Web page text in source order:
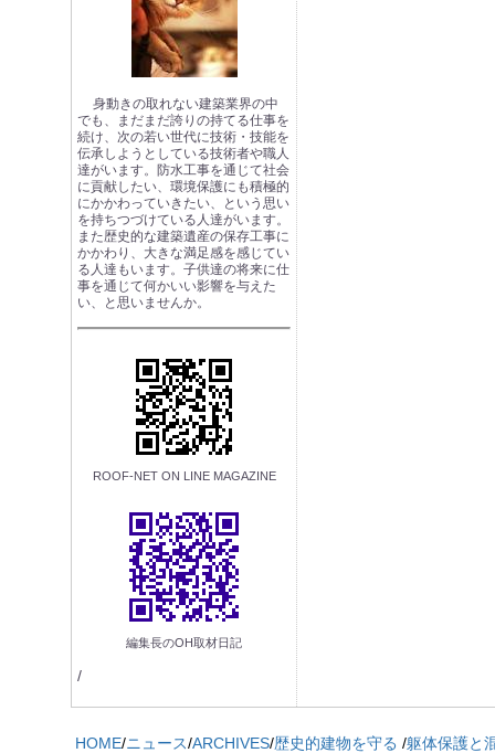
身動きの取れない建築業界の中
でも、まだまだ誇りの持てる仕事を
続け、次の若い世代に技術・技能を
伝承しようとしている技術者や職人
達がいます。防水工事を通じて社会
に貢献したい、環境保護にも積極的
にかかわっていきたい、という思い
を持ちつづけている人達がいます。
また歴史的な建築遺産の保存工事に
かかわり、大きな満足感を感じてい
る人達もいます。子供達の将来に仕
事を通じて何かいい影響を与えた
い、と思いませんか。
ROOF-NET ON LINE MAGAZINE
編集長のOH取材日記
/
HOME/ニュース/ARCHIVES/歴史的建物を守る /躯体保護と